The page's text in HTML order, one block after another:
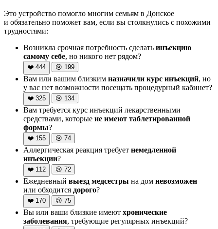
Это устройство помогло многим семьям в Донское
и обязательно поможет вам, если вы столкнулись с похожими
трудностями:
Возникла срочная потребность сделать инъекцию
самому себе, но никого нет рядом?
❤️ 444 😢 199
Вам или вашим близким назначили курс инъекций, но
у вас нет возможности посещать процедурный кабинет?
❤️ 325 😢 134
Вам требуется курс инъекций лекарственными
средствами, которые не имеют таблетированной
формы?
❤️ 155 😢 74
Аллергическая реакция требует немедленной
инъекции?
❤️ 112 😢 72
Ежедневный выезд медсестры на дом невозможен
или обходится дорого?
❤️ 170 😢 75
Вы или ваши близкие имеют хронические
заболевания, требующие регулярных инъекций?